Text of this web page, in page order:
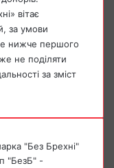
вітає
за умови
нижче першого
не поділяти
за зміст
"Без Брехні"
"БезБ" -